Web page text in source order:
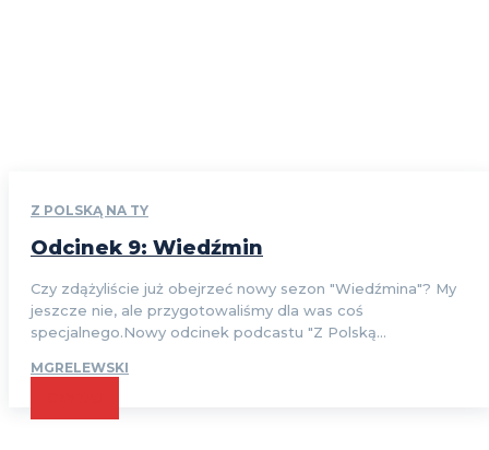
Z POLSKĄ NA TY
Odcinek 9: Wiedźmin
Czy zdążyliście już obejrzeć nowy sezon "Wiedźmina"? My
jeszcze nie, ale przygotowaliśmy dla was coś
specjalnego.Nowy odcinek podcastu "Z Polską...
MGRELEWSKI